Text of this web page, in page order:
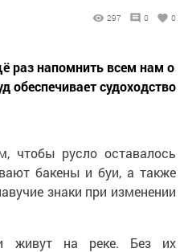
297 0 0
раз напомнить всем нам о
обеспечивает судоходство
чтобы русло оставалось
бакены и буи, а также
знаки при изменении
живут на реке. Без их